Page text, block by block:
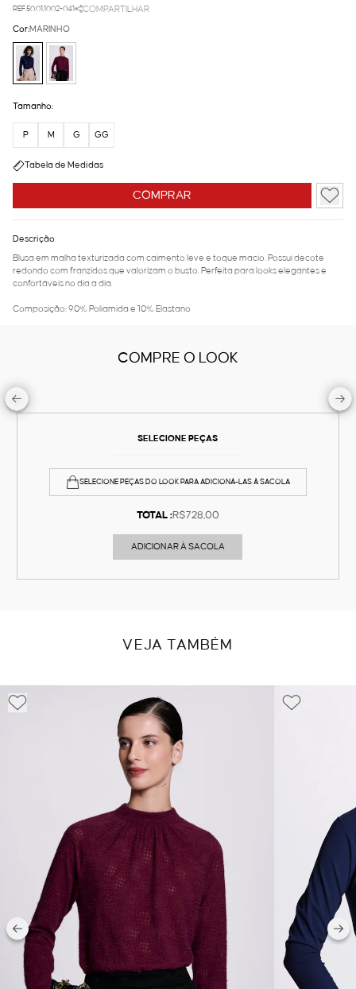
REF.50.01.1002-041 COMPARTILHAR
COMPRAR
Cor:MARINHO
Tamanho:
P M G GG
Tabela de Medidas
Descrição
Blusa em malha texturizada com caimento leve e toque macio. Possui decote
redondo com franzidos que valorizam o busto. Perfeita para looks elegantes e
confortáveis no dia a dia.
Composição: 90% Poliamida e 10% Elastano
COMPRE O LOOK
SELECIONE PEÇAS
SELECIONE PEÇAS DO LOOK PARA ADICIONÁ-LAS À SACOLA
TOTAL :R$728,00
ADICIONAR À SACOLA
VEJA TAMBÉM